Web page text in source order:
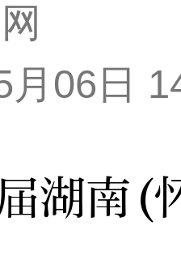
月06日
南(怀